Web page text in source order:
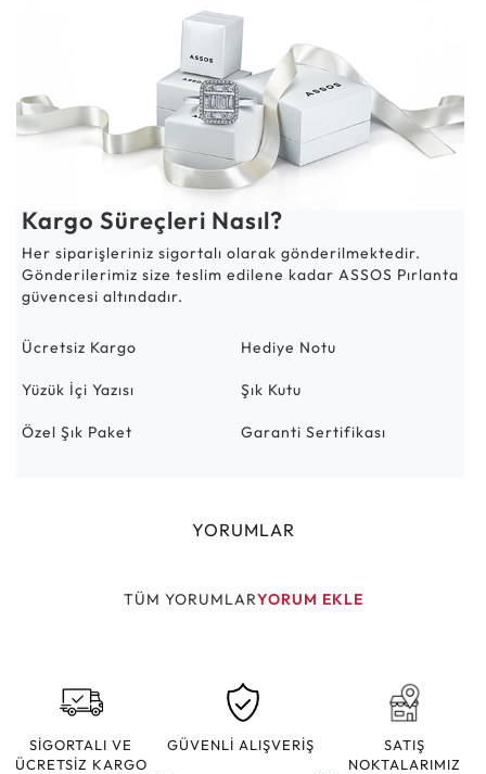
Kargo Süreçleri Nasıl?
Her siparişleriniz sigortalı olarak gönderilmektedir.
Gönderilerimiz size teslim edilene kadar ASSOS Pırlanta
güvencesi altındadır.
Ücretsiz Kargo Hediye Notu
Yüzük İçi Yazısı Şık Kutu
Özel Şık Paket Garanti Sertifikası
YORUMLAR
TÜM YORUMLARYORUM EKLE
SİGORTALI VE
ÜCRETSİZ KARGO
GÜVENLİ ALIŞVERİŞ
SATIŞ
NOKTALARIMIZ